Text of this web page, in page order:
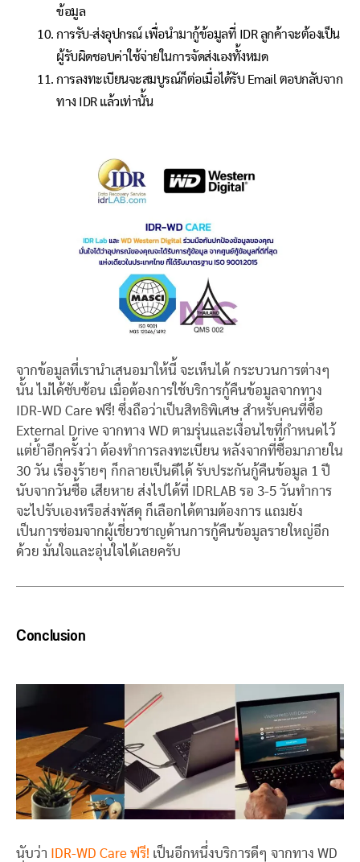
ข้อมูล
การรับ-ส่งอุปกรณ์ เพื่อนำมากู้ข้อมูลที่ IDR ลูกค้าจะต้องเป็น
ผู้รับผิดชอบค่าใช้จ่ายในการจัดส่งเองทั้งหมด
การลงทะเบียนจะสมบูรณ์ก็ต่อเมื่อได้รับ Email ตอบกลับจาก
ทาง IDR แล้วเท่านั้น
จากข้อมูลที่เรานำเสนอมาให้นี้ จะเห็นได้ กระบวนการต่างๆ
นั้น ไม่ได้ซับซ้อน เมื่อต้องการใช้บริการกู้คืนข้อมูลจากทาง
IDR-WD Care ฟรี! ซึ่งถือว่าเป็นสิทธิพิเศษ สำหรับคนที่ซื้อ
External Drive จากทาง WD ตามรุ่นและเงื่อนไขที่กำหนดไว้
แต่ย้ำอีกครั้งว่า ต้องทำการลงทะเบียน หลังจากที่ซื้อมาภายใน
30 วัน เรื่องร้ายๆ ก็กลายเป็นดีได้ รับประกันกู้คืนข้อมูล 1 ปี
นับจากวันซื้อ เสียหาย ส่งไปได้ที่ IDRLAB รอ 3-5 วันทำการ
จะไปรับเองหรือส่งพัสดุ ก็เลือกได้ตามต้องการ แถมยัง
เป็นการซ่อมจากผู้เชี่ยวชาญด้านการกู้คืนข้อมูลรายใหญ่อีก
ด้วย มั่นใจและอุ่นใจได้เลยครับ
Conclusion
นับว่า IDR-WD Care ฟรี! เป็นอีกหนึ่งบริการดีๆ จากทาง WD